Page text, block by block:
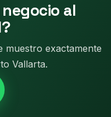
al
muestro exactamente
Vallarta.